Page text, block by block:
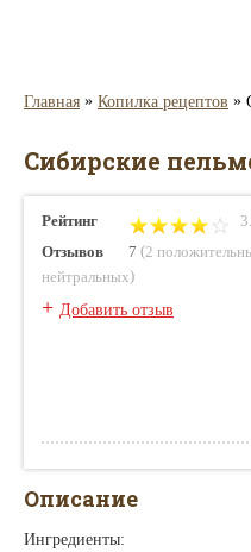
Главная » Копилка рецептов »
Сибирские
Рейтинг
Отзывов
7 (2
нейтральных)
+ Добавить отзыв
Описание
Ингредиенты: